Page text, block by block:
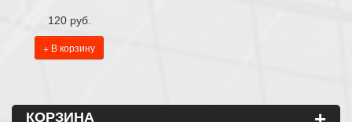
120 руб.
+ В корзину
КОРЗИНА